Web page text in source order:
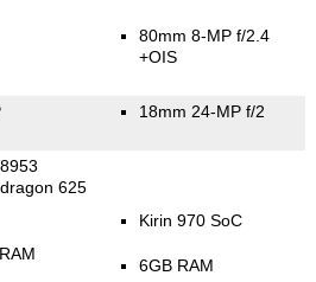
80mm 8-MP f/2.4
+OIS
18mm 24-MP f/2
625
Kirin 970 SoC
6GB RAM